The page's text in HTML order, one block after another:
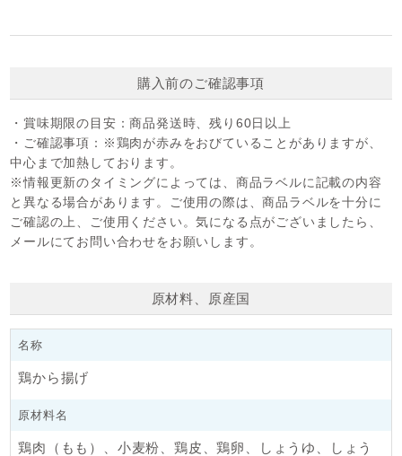
購入前のご確認事項
・賞味期限の目安：商品発送時、残り60日以上
・ご確認事項： ※鶏肉が赤みをおびていることがありますが、
中心まで加熱しております。
※情報更新のタイミングによっては、商品ラベルに記載の内容
と異なる場合があります。ご使用の際は、商品ラベルを十分に
ご確認の上、ご使用ください。気になる点がございましたら、
メールにてお問い合わせをお願いします。
原材料、原産国
名称
鶏から揚げ
原材料名
鶏肉（もも）、小麦粉、鶏皮、鶏卵、しょうゆ、しょう